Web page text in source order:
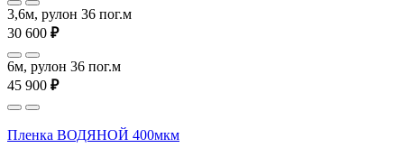
3,6м, рулон 36 пог.м
30 600 ₽
6м, рулон 36 пог.м
45 900 ₽
Пленка ВОДЯНОЙ 400мкм